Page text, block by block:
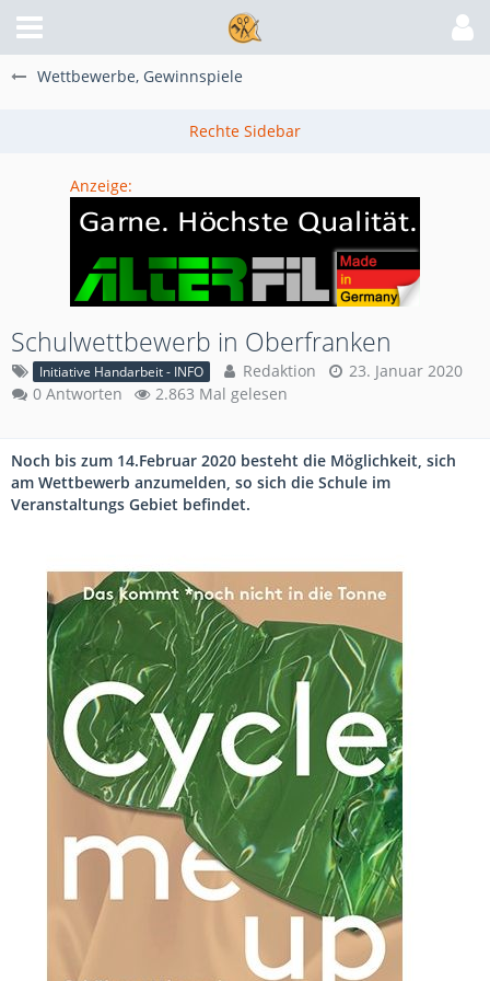
Wettbewerbe, Gewinnspiele
Anzeige:
Schulwettbewerb in Oberfranken
Initiative Handarbeit - INFO Redaktion
23. Januar 2020
0 Antworten
2.863 Mal gelesen
Noch bis zum 14.Februar 2020 besteht die Möglichkeit, sich
am Wettbewerb anzumelden, so sich die Schule im
Veranstaltungs Gebiet befindet.